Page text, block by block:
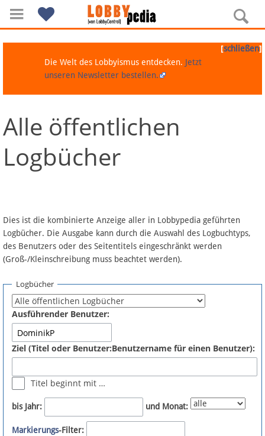
Navigation
Über Lobbypedia
Artikel nach Kategorien
FAQ
Fördermitglied werden
Fehler melden
Newsletter
Bluesky
[schließen]
Die Welt des Lobbyismus entdecken. Jetzt
unseren Newsletter bestellen.
Alle öffentlichen
Logbücher
Dies ist die kombinierte Anzeige aller in Lobbypedia geführten
Logbücher. Die Ausgabe kann durch die Auswahl des Logbuchtyps,
des Benutzers oder des Seitentitels eingeschränkt werden
(Groß-/Kleinschreibung muss beachtet werden).
Logbücher
Ausführender Benutzer:
Ziel (Titel oder Benutzer:Benutzername für einen Benutzer):
Titel beginnt mit …
bis Jahr: und Monat:
Markierungs-Filter: